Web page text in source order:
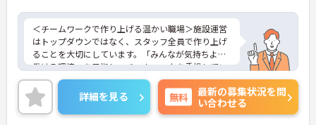
＜チームワークで作り上げる温かい職場＞施設運営
はトップダウンではなく、スタッフ全員で作り上げ
ることを大切にしています。「みんなが気持ちよく
働ける環境」を目指し、チームワークを重視してい
るのが特徴です。裁量が大きく任される部分も多い
ため、アイデアや気配りがダイレクトに施設の雰囲
気を良くし、スタッフの笑顔につながるやりがいを
感じられます。
詳細を見る 無料
最新の募集状況を問
い合わせる